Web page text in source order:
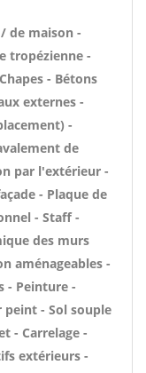
de maison -
tropézienne -
- Bétons
externes -
-
de
par l'extérieur -
- Plaque de
- Staff -
des murs
aménageables -
- Peinture -
peint - Sol souple
- Carrelage -
extérieurs -